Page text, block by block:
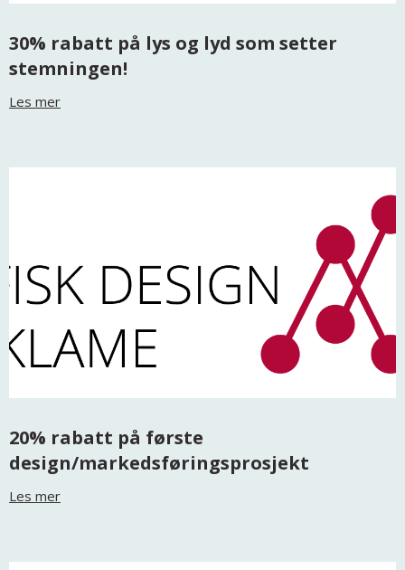
30% rabatt på lys og lyd som setter
stemningen!
Les mer
20% rabatt på første
design/markedsføringsprosjekt
Les mer